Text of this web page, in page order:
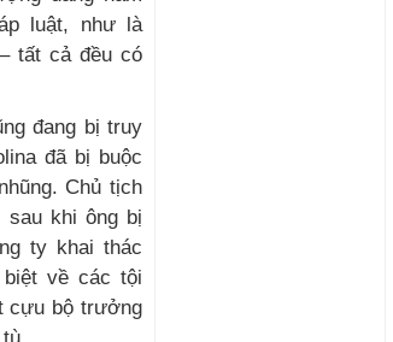
luật, như là
tất cả đều có
đang bị truy
đã bị buộc
Chủ tịch
sau khi ông bị
ty khai thác
biệt về các tội
cựu bộ trưởng